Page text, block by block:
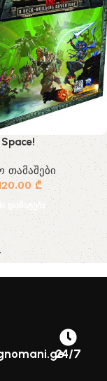
თამაშები
₾
დამატება
24/7